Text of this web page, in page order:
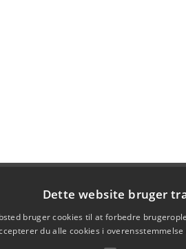
Dette website bruger
bruger cookies til at forbedre
du alle cookies i